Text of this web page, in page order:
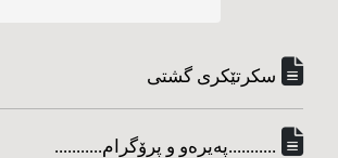
سکرتێکری گشتی
...........په‌یره‌و و پرۆگرام...........